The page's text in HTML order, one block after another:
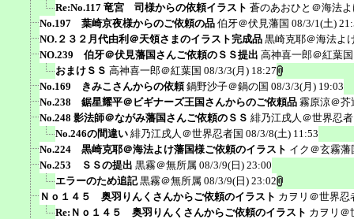
Re:No.117 竜宮 司様からの依頼イラスト 蒼のあおひと＠海法
No.197 葉崎京夜様からのご依頼の品 伯牙＠伏見藩国 08/3/1(土)
NO.２３２月代由利＠天領さまのイラスト完成品 黒崎克耶＠海法よ
NO.239 伯牙＠伏見藩国さんご依頼のＳＳ提出 高神喜一郎＠紅葉国
おまけＳＳ 高神喜一郎＠紅葉国 08/3/3(月) 18:27
No.169 きみこさんからの依頼 鍋野沙子＠鍋の国 08/3/3(月) 19:03
No.238 鋸星耀平＠ビギナーズ王国さんからのご依頼品 霧原涼＠芥
No.248 影法師＠ながみ藩国さんご依頼のＳＳ 緋乃江戌人＠世界忍
No.246の間違い 緋乃江戌人＠世界忍者国 08/3/8(土) 11:53
No.224 黒崎克耶＠海法よけ藩国様ご依頼のイラスト イク＠玄霧藩
No.253 ＳＳの提出 黒霧＠無所属 08/3/9(日) 23:00
エラーのため追記 黒霧＠無所属 08/3/9(日) 23:02
Ｎｏ１４５ 奥羽りんくさんからご依頼のイラスト カヲリ＠世界忍
Re:Ｎｏ１４５ 奥羽りんくさんからご依頼のイラスト カヲリ＠